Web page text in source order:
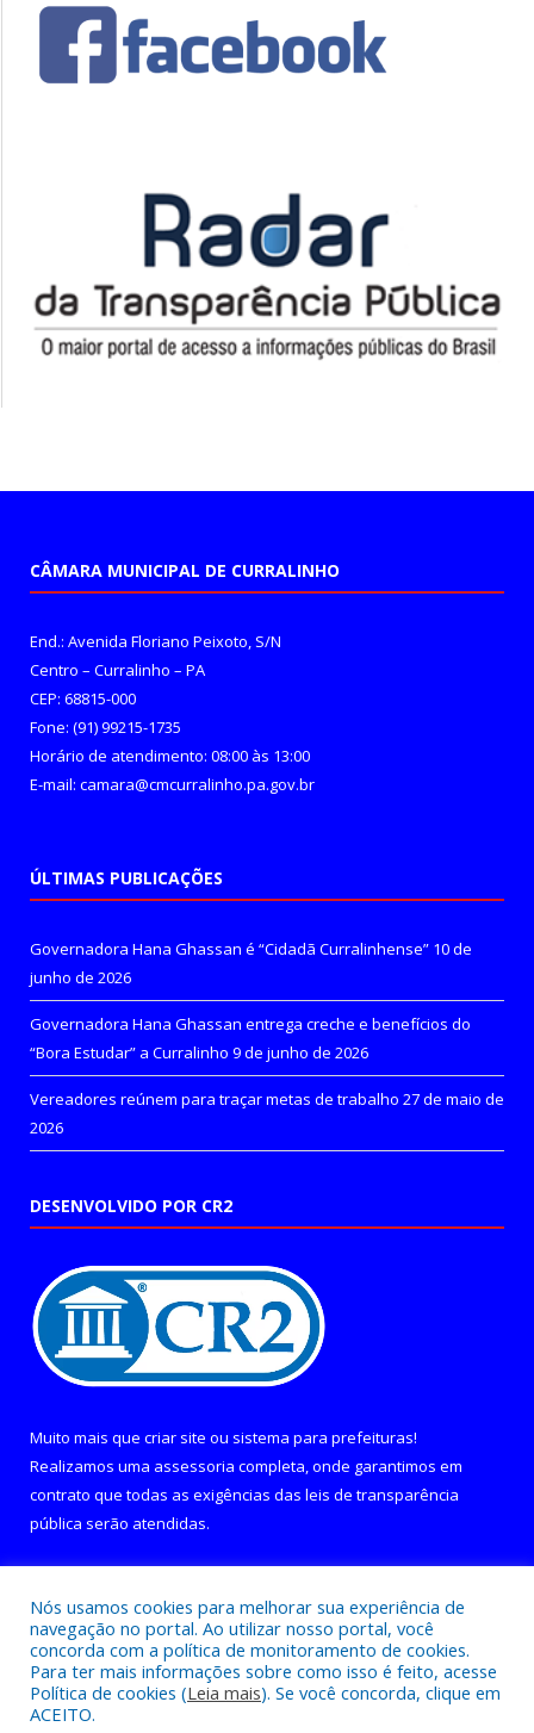
CÂMARA MUNICIPAL DE CURRALINHO
End.: Avenida Floriano Peixoto, S/N
Centro – Curralinho – PA
CEP: 68815-000
Fone: (91) 99215-1735
Horário de atendimento: 08:00 às 13:00
E-mail: camara@cmcurralinho.pa.gov.br
ÚLTIMAS PUBLICAÇÕES
Governadora Hana Ghassan é “Cidadã Curralinhense” 10 de
junho de 2026
Governadora Hana Ghassan entrega creche e benefícios do
“Bora Estudar” a Curralinho 9 de junho de 2026
Vereadores reúnem para traçar metas de trabalho 27 de maio de
2026
DESENVOLVIDO POR CR2
Muito mais que criar site ou sistema para prefeituras!
Realizamos uma assessoria completa, onde garantimos em
contrato que todas as exigências das leis de transparência
pública serão atendidas.
Todos os direitos reservados a Câmara Municipal de Curralinho.
Nós usamos cookies para melhorar sua experiência de
navegação no portal. Ao utilizar nosso portal, você
concorda com a política de monitoramento de cookies.
Para ter mais informações sobre como isso é feito, acesse
Política de cookies (Leia mais). Se você concorda, clique em
ACEITO.